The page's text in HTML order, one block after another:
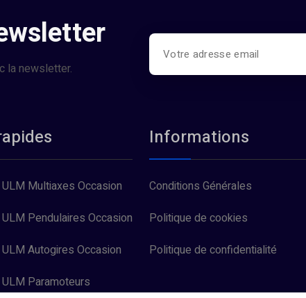
la newsletter.
Multiaxes Occasion
Pendulaires Occasion
Autogires Occasion
Paramoteurs
Informations
Conditions Générales
Politique de cookies
Politique de confidentialité